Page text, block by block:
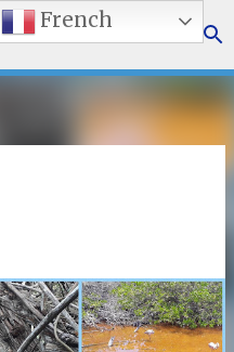
principal
French